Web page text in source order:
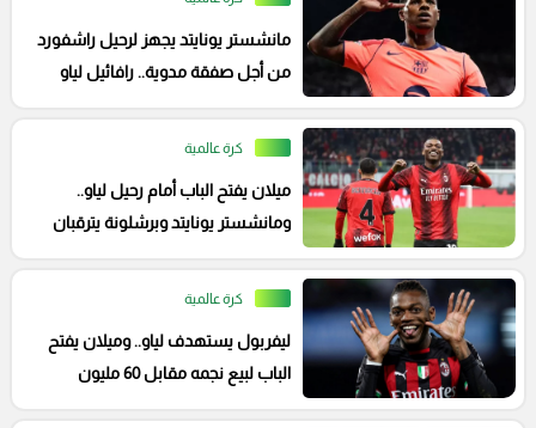
مانشستر يونايتد يجهز لرحيل راشفورد
من أجل صفقة مدوية.. رافائيل لياو
كرة عالمية
ميلان يفتح الباب أمام رحيل لياو..
ومانشستر يونايتد وبرشلونة يترقبان
كرة عالمية
ليفربول يستهدف لياو.. وميلان يفتح
الباب لبيع نجمه مقابل 60 مليون